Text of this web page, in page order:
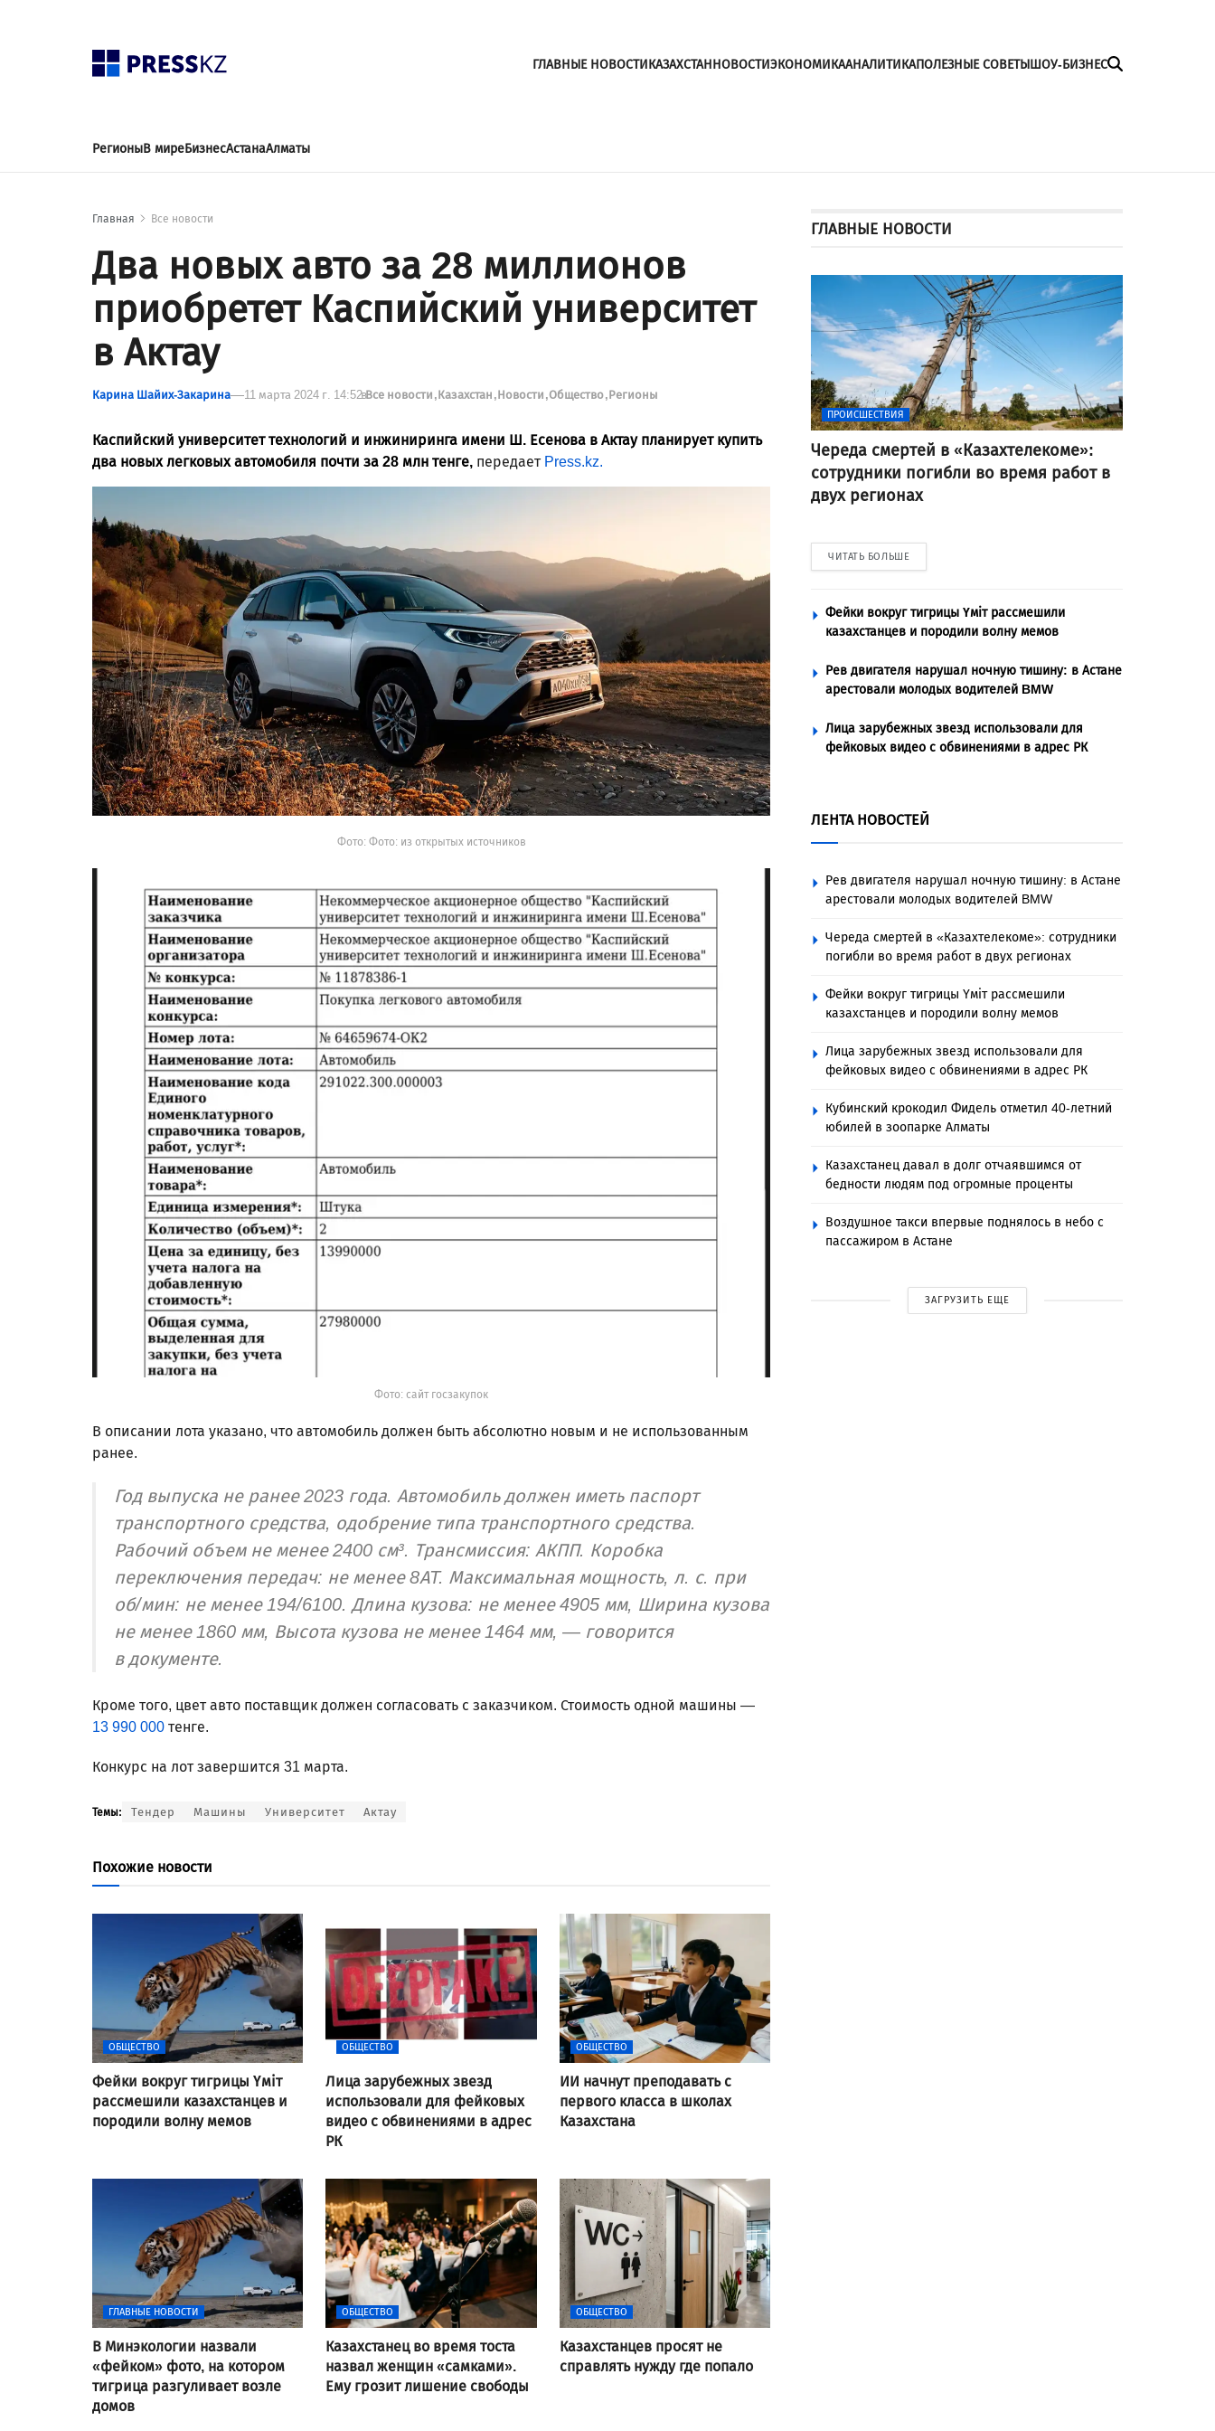
ГЛАВНЫЕ НОВОСТИКАЗАХСТАННОВОСТИЭКОНОМИКААНАЛИТИКАПОЛЕЗНЫЕ СОВЕТЫШОУ-БИЗНЕС
РегионыВ миреБизнесАстанаАлматы
Главная Все новости
Два новых авто за 28 миллионов
приобретет Каспийский университет
в Актау
Карина Шайих-Закарина 11 марта 2024 г. 14:52вВсе новости Казахстан НовостиОбщество Регионы
Каспийский университет технологий и инжиниринга имени Ш. Есенова в Актау планирует купить
два новых легковых автомобиля почти за 28 млн тенге, передает Press.kz.
Фото: Фото: из открытых источников
Фото: сайт госзакупок
В описании лота указано, что автомобиль должен быть абсолютно новым и не использованным
ранее.
Год выпуска не ранее 2023 года. Автомобиль должен иметь паспорт
транспортного средства, одобрение типа транспортного средства.
Рабочий объем не менее 2400 см³. Трансмиссия: АКПП. Коробка
переключения передач: не менее 8AT. Максимальная мощность, л. с. при
об/мин: не менее 194/6100. Длина кузова: не менее 4905 мм, Ширина кузова
не менее 1860 мм, Высота кузова не менее 1464 мм, — говорится
в документе.
Кроме того, цвет авто поставщик должен согласовать с заказчиком. Стоимость одной машины —
13 990 000 тенге.
Конкурс на лот завершится 31 марта.
Темы: Тендер Машины Университет Актау
Похожие новости
ОБЩЕСТВО
Фейки вокруг тигрицы Үміт
рассмешили казахстанцев и
породили волну мемов
ОБЩЕСТВО
Лица зарубежных звезд
использовали для фейковых
видео с обвинениями в адрес
РК
ОБЩЕСТВО
ИИ начнут преподавать с
первого класса в школах
Казахстана
ГЛАВНЫЕ НОВОСТИ
В Минэкологии назвали
«фейком» фото, на котором
тигрица разгуливает возле
домов
ОБЩЕСТВО
Казахстанец во время тоста
назвал женщин «самками».
Ему грозит лишение свободы
ОБЩЕСТВО
Казахстанцев просят не
справлять нужду где попало
ГЛАВНЫЕ НОВОСТИ
ПРОИСШЕСТВИЯ
Череда смертей в «Казахтелекоме»:
сотрудники погибли во время работ в
двух регионах
ЧИТАТЬ БОЛЬШЕ
Фейки вокруг тигрицы Үміт рассмешили
казахстанцев и породили волну мемов
Рев двигателя нарушал ночную тишину: в Астане
арестовали молодых водителей BMW
Лица зарубежных звезд использовали для
фейковых видео с обвинениями в адрес РК
ЛЕНТА НОВОСТЕЙ
Рев двигателя нарушал ночную тишину: в Астане
арестовали молодых водителей BMW
Череда смертей в «Казахтелекоме»: сотрудники
погибли во время работ в двух регионах
Фейки вокруг тигрицы Үміт рассмешили
казахстанцев и породили волну мемов
Лица зарубежных звезд использовали для
фейковых видео с обвинениями в адрес РК
Кубинский крокодил Фидель отметил 40-летний
юбилей в зоопарке Алматы
Казахстанец давал в долг отчаявшимся от
бедности людям под огромные проценты
Воздушное такси впервые поднялось в небо с
пассажиром в Астане
ЗАГРУЗИТЬ ЕЩЕ